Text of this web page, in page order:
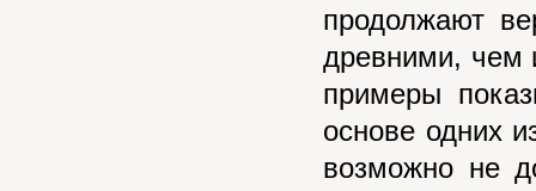
продолжают
древними, чем
примеры
основе одних
возможно не